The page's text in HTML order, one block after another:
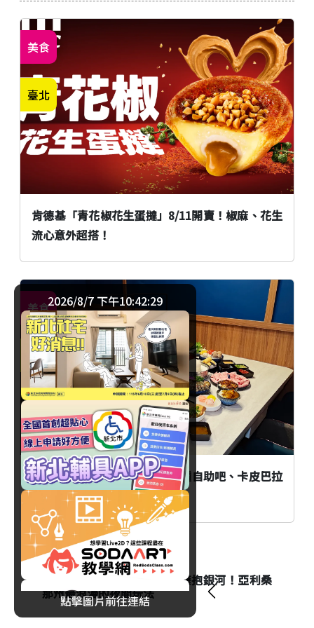
肯德基「青花椒花生蛋撻」8/11開賣！椒麻、花生
流心意外超搭！
美食
臺北
新莊「井賀鍋物」新開幕！40種自助吧、卡皮巴拉
奶香鍋登場！
美食
臺北
旅遊
白天漫步仙人掌森林、夜晚擁抱銀河！亞利桑
那州最浪漫的夜間玩法
2026/8/7 下午10:42:30
點擊圖片前往連結